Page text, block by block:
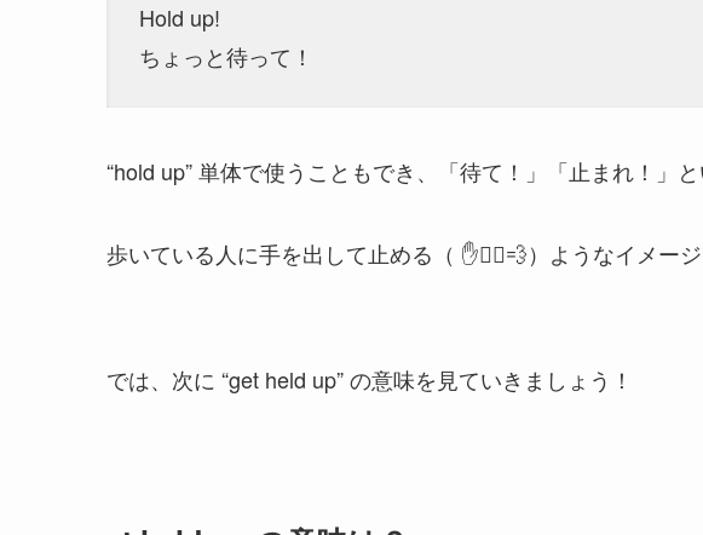
Hold up!
ちょっと待って！
“hold up” 単体で使うこともでき、「待て！」「止まれ！」と
歩いている人に手を出して止める（ ✋🚶‍♂️💨）ようなイメージ
では、次に “get held up” の意味を見ていきましょう！